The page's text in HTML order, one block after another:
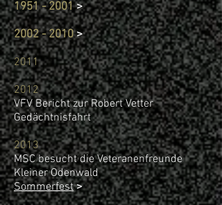
1951 - 2001>
2002 - 2010>
2011
2012
VFV Bericht zur Robert Vetter
Gedächtnisfahrt
2013
MSC besucht die Veteranenfreunde
Kleiner Odenwald
Sommerfest >